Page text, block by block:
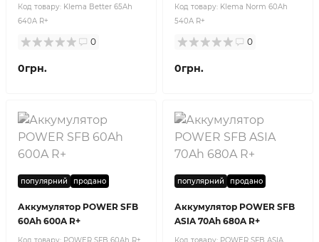
Код товару: Klema Better 65Ah
640A R+
0
0грн.
Код товару: Klema Norm 60Ah
540A R+
0
0грн.
популярний продано
Аккумулятор POWER SFB
60Ah 600A R+
популярний продано
Аккумулятор POWER SFB
ASIA 70Ah 680A R+